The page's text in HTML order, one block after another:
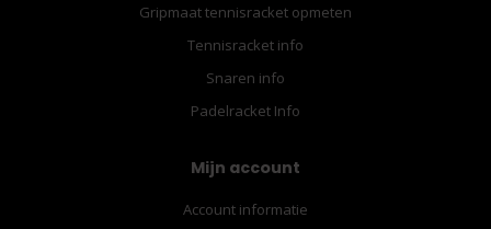
Gripmaat tennisracket opmeten
Tennisracket info
Snaren info
Padelracket Info
Mijn account
Account informatie